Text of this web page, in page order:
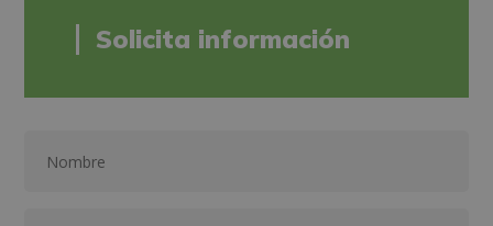
Solicita información